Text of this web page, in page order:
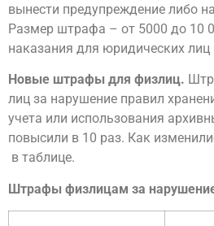
вынести предупреждение либо
Размер штрафа – от 5000 до 10
наказания для юридических лиц
Новые штрафы для физлиц.
лиц за нарушение правил
учета или использования
повысили в 10 раз. Как
в таблице.
Штрафы физлицам за